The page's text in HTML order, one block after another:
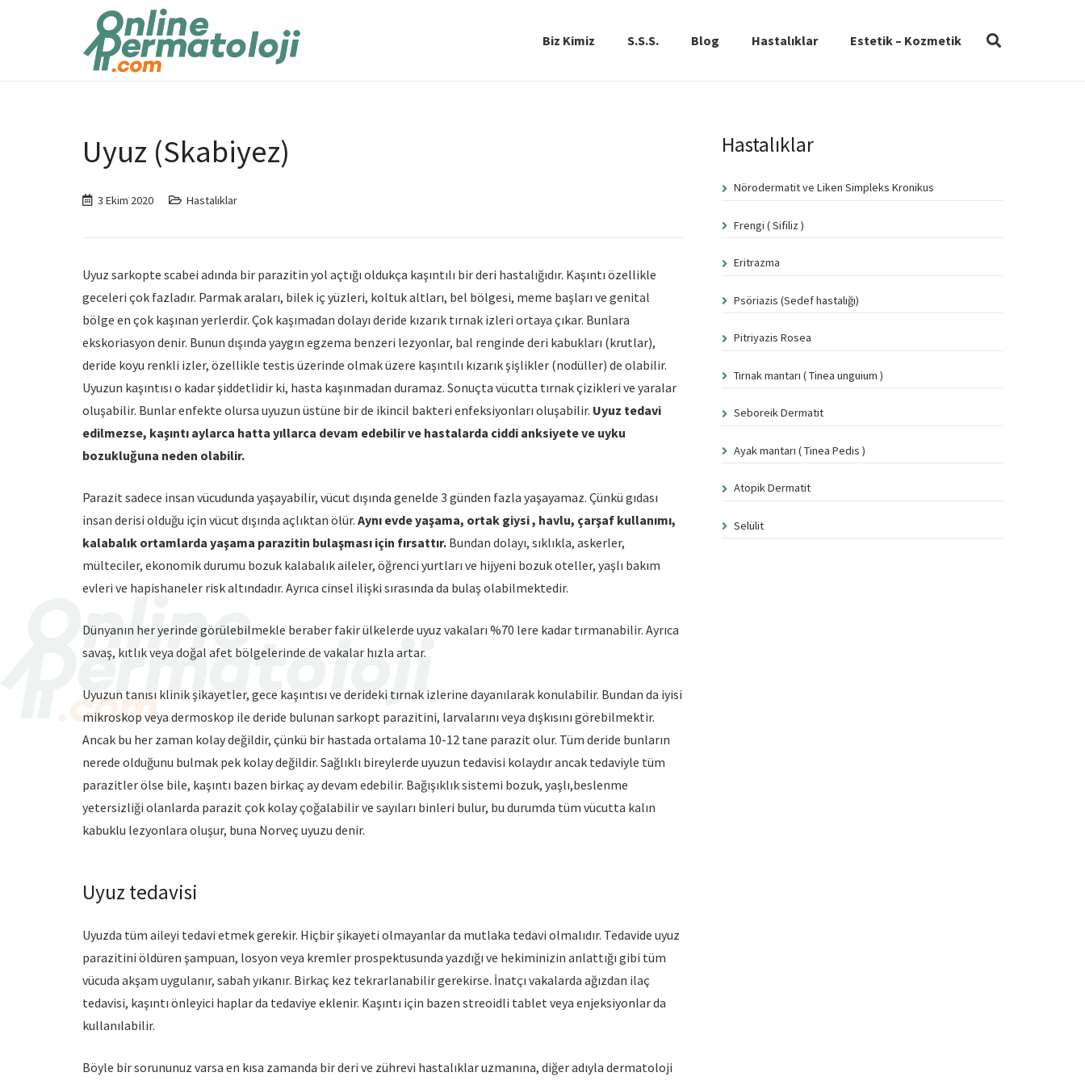
Biz Kimiz S.S.S. Blog Hastalıklar Estetik – Kozmetik
Uyuz (Skabiyez)
3 Ekim 2020 Hastalıklar
Uyuz sarkopte scabei adında bir parazitin yol açtığı oldukça kaşıntılı bir deri hastalığıdır. Kaşıntı özellikle
geceleri çok fazladır. Parmak araları, bilek iç yüzleri, koltuk altları, bel bölgesi, meme başları ve genital
bölge en çok kaşınan yerlerdir. Çok kaşımadan dolayı deride kızarık tırnak izleri ortaya çıkar. Bunlara
ekskoriasyon denir. Bunun dışında yaygın egzema benzeri lezyonlar, bal renginde deri kabukları (krutlar),
deride koyu renkli izler, özellikle testis üzerinde olmak üzere kaşıntılı kızarık şişlikler (nodüller) de olabilir.
Uyuzun kaşıntısı o kadar şiddetlidir ki, hasta kaşınmadan duramaz. Sonuçta vücutta tırnak çizikleri ve yaralar
oluşabilir. Bunlar enfekte olursa uyuzun üstüne bir de ikincil bakteri enfeksiyonları oluşabilir. Uyuz tedavi
edilmezse, kaşıntı aylarca hatta yıllarca devam edebilir ve hastalarda ciddi anksiyete ve uyku
bozukluğuna neden olabilir.
Parazit sadece insan vücudunda yaşayabilir, vücut dışında genelde 3 günden fazla yaşayamaz. Çünkü gıdası
insan derisi olduğu için vücut dışında açlıktan ölür. Aynı evde yaşama, ortak giysi , havlu, çarşaf kullanımı,
kalabalık ortamlarda yaşama parazitin bulaşması için fırsattır. Bundan dolayı, sıklıkla, askerler,
mülteciler, ekonomik durumu bozuk kalabalık aileler, öğrenci yurtları ve hijyeni bozuk oteller, yaşlı bakım
evleri ve hapishaneler risk altındadır. Ayrıca cinsel ilişki sırasında da bulaş olabilmektedir.
Dünyanın her yerinde görülebilmekle beraber fakir ülkelerde uyuz vakaları %70 lere kadar tırmanabilir. Ayrıca
savaş, kıtlık veya doğal afet bölgelerinde de vakalar hızla artar.
Uyuzun tanısı klinik şikayetler, gece kaşıntısı ve derideki tırnak izlerine dayanılarak konulabilir. Bundan da iyisi
mikroskop veya dermoskop ile deride bulunan sarkopt parazitini, larvalarını veya dışkısını görebilmektir.
Ancak bu her zaman kolay değildir, çünkü bir hastada ortalama 10-12 tane parazit olur. Tüm deride bunların
nerede olduğunu bulmak pek kolay değildir. Sağlıklı bireylerde uyuzun tedavisi kolaydır ancak tedaviyle tüm
parazitler ölse bile, kaşıntı bazen birkaç ay devam edebilir. Bağışıklık sistemi bozuk, yaşlı,beslenme
yetersizliği olanlarda parazit çok kolay çoğalabilir ve sayıları binleri bulur, bu durumda tüm vücutta kalın
kabuklu lezyonlara oluşur, buna Norveç uyuzu denir.
Uyuz tedavisi
Uyuzda tüm aileyi tedavi etmek gerekir. Hiçbir şikayeti olmayanlar da mutlaka tedavi olmalıdır. Tedavide uyuz
parazitini öldüren şampuan, losyon veya kremler prospektusunda yazdığı ve hekiminizin anlattığı gibi tüm
vücuda akşam uygulanır, sabah yıkanır. Birkaç kez tekrarlanabilir gerekirse. İnatçı vakalarda ağızdan ilaç
tedavisi, kaşıntı önleyici haplar da tedaviye eklenir. Kaşıntı için bazen streoidli tablet veya enjeksiyonlar da
kullanılabilir.
Böyle bir sorununuz varsa en kısa zamanda bir deri ve zührevi hastalıklar uzmanına, diğer adıyla dermatoloji
Hastalıklar
Nörodermatit ve Liken Simpleks Kronikus
Frengi ( Sifiliz )
Eritrazma
Psöriazis (Sedef hastalığı)
Pitriyazis Rosea
Tırnak mantarı ( Tinea unguium )
Seboreik Dermatit
Ayak mantarı ( Tinea Pedis )
Atopik Dermatit
Selülit